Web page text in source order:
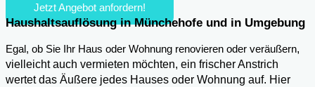
Jetzt Angebot anfordern!
Haushaltsauflösung in Münchehofe und in Umgebung
Egal, ob Sie Ihr Haus oder Wohnung renovieren oder veräußern,
vielleicht auch vermieten möchten, ein frischer Anstrich
wertet das Äußere jedes Hauses oder Wohnung auf. Hier